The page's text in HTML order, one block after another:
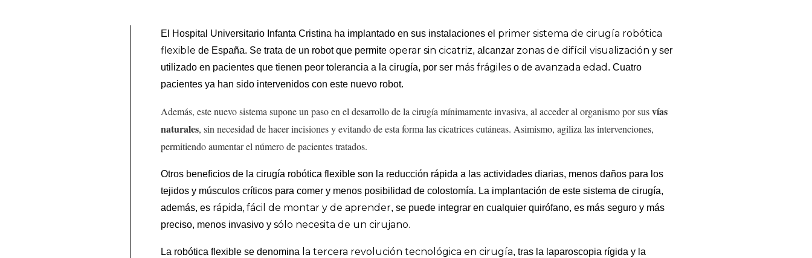
El Hospital Universitario Infanta Cristina ha implantado en sus instalaciones el primer sistema de cirugía robótica
flexible de España. Se trata de un robot que permiteoperar sin cicatriz, alcanzar zonas de difícil visualización y ser
utilizado en pacientes que tienen peor tolerancia a la cirugía, por ser más frágiles o deavanzada edad . Cuatro
pacientes ya han sido intervenidos con este nuevo robot.
Además, este nuevo sistema supone un paso en el desarrollo de la cirugía mínimamente invasiva, al acceder al organismo por susvías
naturales, sin necesidad de hacer incisiones y evitando de esta forma las cicatrices cutáneas. Asimismo, agiliza las intervenciones,
permitiendo aumentar el número de pacientes tratados.
Otros beneficios de la cirugía robótica flexible son la reducción rápida a las actividades diarias, menos daños para los
tejidos y músculos críticos para comer y menos posibilidad de colostomía. La implantación de este sistema de cirugía,
además, es rápida, fácil de montar y de aprender, se puede integrar en cualquier quirófano, es más seguro y más
preciso, menos invasivo ysólo necesita de un cirujano.
La robótica flexible se denomina la tercera revolución tecnológica en cirugía, tras la laparoscopia rígida y la